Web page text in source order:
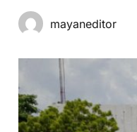
mayaneditor